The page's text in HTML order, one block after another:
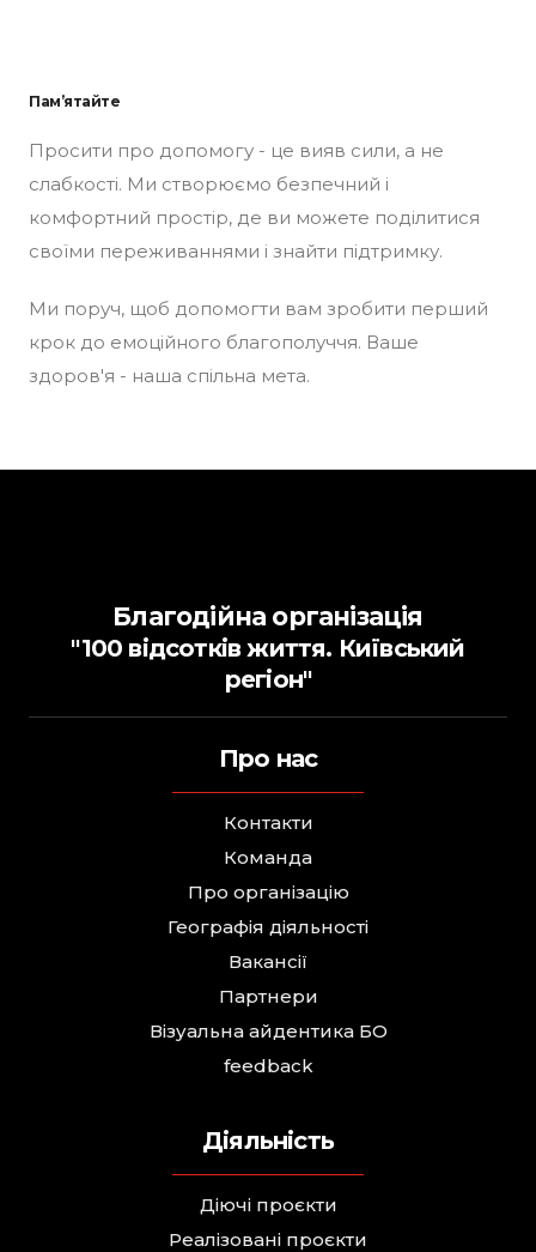
Пам’ятайте
Просити про допомогу - це вияв сили, а не
слабкості. Ми створюємо безпечний і
комфортний простір, де ви можете поділитися
своїми переживаннями і знайти підтримку.
Ми поруч, щоб допомогти вам зробити перший
крок до емоційного благополуччя. Ваше
здоров'я - наша спільна мета.
Благодійна організація
"100 відсотків життя. Київський
регіон"
Про нас
Контакти
Команда
Про організацію
Географія діяльності
Вакансії
Партнери
Візуальна айдентика БО
feedback
Діяльність
Діючі проєкти
Реалізовані проєкти